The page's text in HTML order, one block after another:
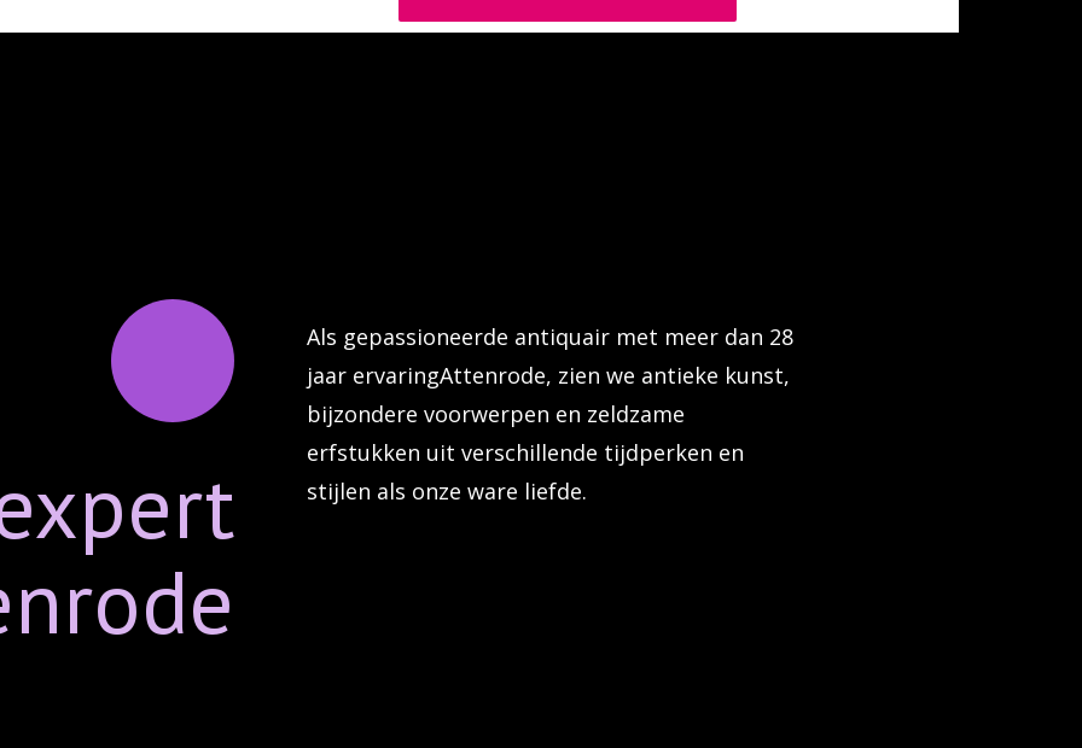
Als gepassioneerde antiquair met meer dan 28
jaar ervaringAttenrode, zien we antieke kunst,
bijzondere voorwerpen en zeldzame
erfstukken uit verschillende tijdperken en
stijlen als onze ware liefde.